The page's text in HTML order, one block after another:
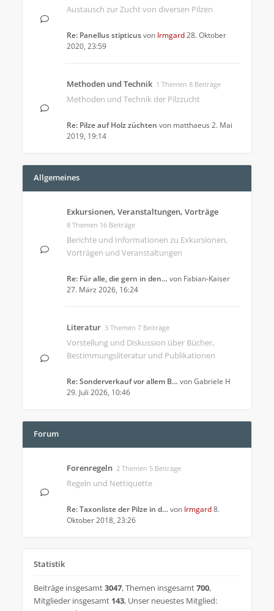
Austausch zur Zucht von diversen Pilzen
Re: Panellus stipticusvon Irmgard28. Oktober
2020, 23:59
Methoden und Technik 1 Themen 8 Beiträge
Methoden und Technik der Pilzzucht
Re: Pilze auf Holz züchten von matthaeus 2. Mai
2019, 19:14
Allgemeines
Exkursionen, Veranstaltungen, Vorträge
8 Themen 16 Beiträge
Berichte und Informationen zu Exkursionen,
Vorträgen und Veranstaltungen
Re: Für alle, die gern in den… von Fabian-Kaiser
27. März 2026, 16:24
Literatur 3 Themen 7 Beiträge
Vorstellung und Diskussion über Bücher,
Bestimmungsliteratur und Publikationen
Re: Sonderverkauf vor allem B… vonGabriele H
29. Juli 2026, 10:46
Forum
Forenregeln 2 Themen 5 Beiträge
Regeln und Nettiquette
Re: Taxonliste der Pilze in d… von Irmgard8.
Oktober 2018, 23:26
Statistik
Beiträge insgesamt3047,Themen insgesamt700,
Mitglieder insgesamt 143, Unser neuestes Mitglied: